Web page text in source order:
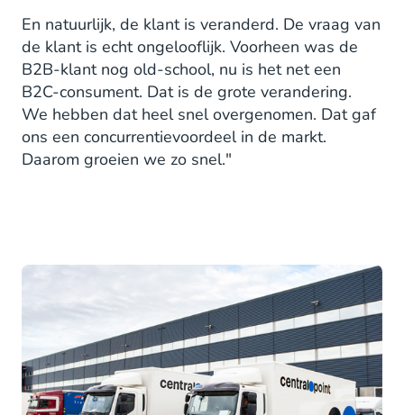
En natuurlijk, de klant is veranderd. De vraag van
de klant is echt ongelooflijk. Voorheen was de
B2B-klant nog old-school, nu is het net een
B2C-consument. Dat is de grote verandering.
We hebben dat heel snel overgenomen. Dat gaf
ons een concurrentievoordeel in de markt.
Daarom groeien we zo snel."